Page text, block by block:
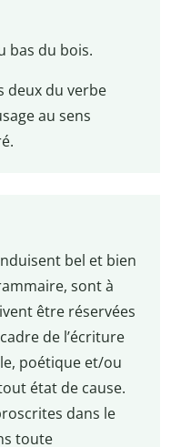
bas du bois.
du verbe
au sens
bel et bien
sont à
être réservées
de l’écriture
poétique et/ou
état de cause.
dans le
toute